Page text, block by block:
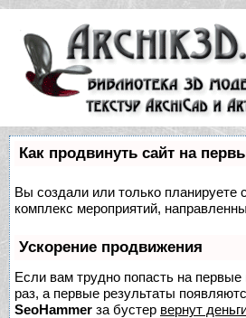
Как продвинуть сайт на
Вы создали или только планируете
комплекс мероприятий,
Ускорение продвижения
Если вам трудно попасть на
раз, а первые результаты
SeoHammer за бустер вернут